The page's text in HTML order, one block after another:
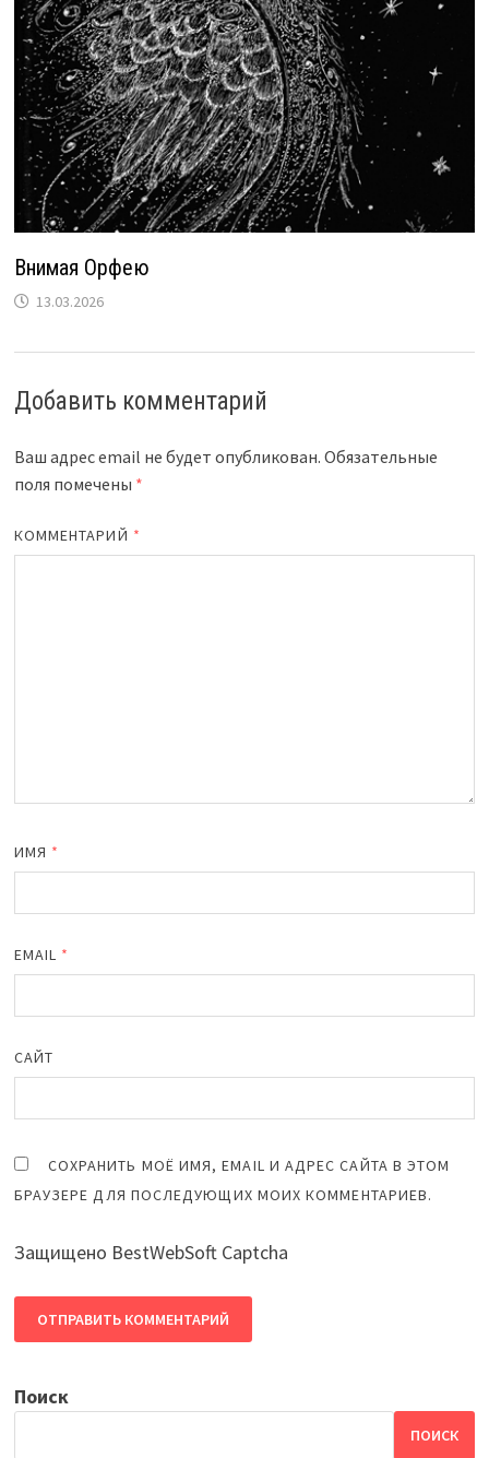
Внимая Орфею
13.03.2026
Добавить комментарий
Ваш адрес email не будет опубликован. Обязательные
поля помечены *
КОММЕНТАРИЙ *
ИМЯ *
EMAIL *
САЙТ
СОХРАНИТЬ МОЁ ИМЯ, EMAIL И АДРЕС САЙТА В ЭТОМ
БРАУЗЕРЕ ДЛЯ ПОСЛЕДУЮЩИХ МОИХ КОММЕНТАРИЕВ.
Защищено BestWebSoft Captcha
Поиск
ПОИСК